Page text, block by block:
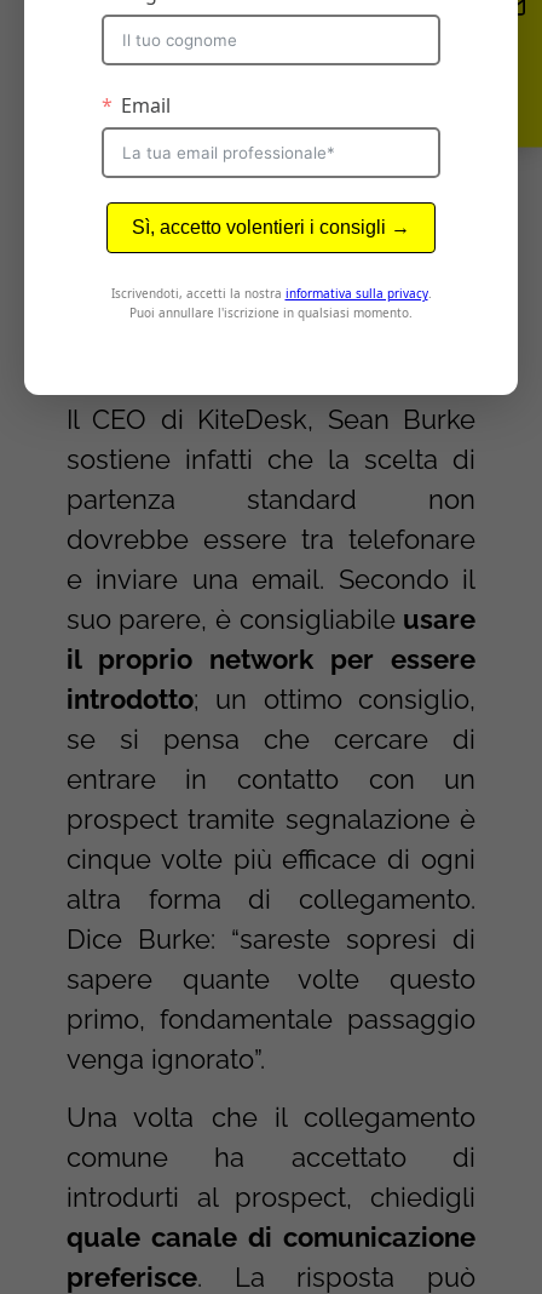
Cercare nuovi clienti:
Esiste un metodo
migliore delle email e
del telefono?
In realtà, secondo un altro
esperto, la disputa “telefono
contro email” è per sua natura
Il CEO di KiteDesk, Sean Burke
sostiene infatti che la scelta di
partenza standard non
dovrebbe essere tra telefonare
e inviare una email. Secondo il
suo parere, è consigliabile usare
il proprio network per essere
introdotto; un ottimo consiglio,
se si pensa che cercare di
entrare in contatto con un
prospect tramite segnalazione è
cinque volte più efficace di ogni
altra forma di collegamento.
Dice Burke: “sareste sopresi di
sapere quante volte questo
primo, fondamentale passaggio
venga ignorato”.
Una volta che il collegamento
comune ha accettato di
introdurti al prospect, chiedigli
quale canale di comunicazione
preferisce. La risposta può